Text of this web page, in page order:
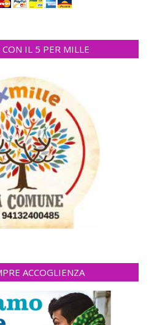
IL 5 PER MILLE
ACCOGLIENZA